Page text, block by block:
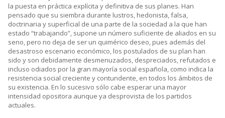
la puesta en práctica explícita y definitiva de sus planes. Han
pensado que su siembra durante lustros, hedonista, falsa,
doctrinaria y superficial de una parte de la sociedad a la que han
estado “trabajando”, supone un número suficiente de aliados en su
seno, pero no deja de ser un quimérico deseo, pues además del
desastroso escenario económico, los postulados de su plan han
sido y son debidamente desmenuzados, despreciados, refutados e
incluso odiados por la gran mayoría social española, como indica la
resistencia social creciente y contundente, en todos los ámbitos de
su existencia. En lo sucesivo sólo cabe esperar una mayor
intensidad opositora aunque ya desprovista de los partidos
actuales.